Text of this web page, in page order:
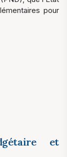
pour
et